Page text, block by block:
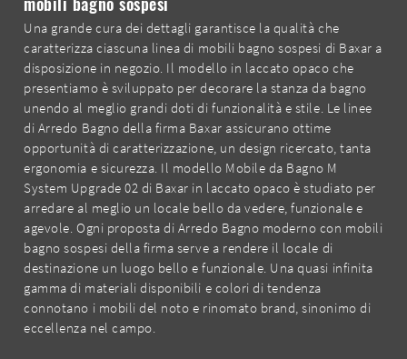
Una grande cura dei dettagli garantisce la qualità che
caratterizza ciascuna linea di mobili bagno sospesi di Baxar a
disposizione in negozio. Il modello in laccato opaco che
presentiamo è sviluppato per decorare la stanza da bagno
unendo al meglio grandi doti di funzionalità e stile. Le linee
di Arredo Bagno della firma Baxar assicurano ottime
opportunità di caratterizzazione, un design ricercato, tanta
ergonomia e sicurezza. Il modello Mobile da Bagno M
System Upgrade 02 di Baxar in laccato opaco è studiato per
arredare al meglio un locale bello da vedere, funzionale e
agevole. Ogni proposta di Arredo Bagno moderno con mobili
bagno sospesi della firma serve a rendere il locale di
destinazione un luogo bello e funzionale. Una quasi infinita
gamma di materiali disponibili e colori di tendenza
connotano i mobili del noto e rinomato brand, sinonimo di
eccellenza nel campo.